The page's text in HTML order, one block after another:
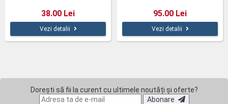
38.00 Lei
Vezi detalii
95.00 Lei
Vezi detalii
Dorești să fii la curent cu ultimele noutăți și oferte?
Abonare